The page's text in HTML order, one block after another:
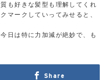
も好きな髪型も理解してくれ
マークしていってみせると、
日は特に力加減が絶妙で、も
Share